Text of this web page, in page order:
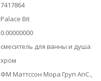
7417864
Palace Bit
0.00000000
смеситель для ванны и душа
хром
ФМ Маттссон Мора Груп АпС.,